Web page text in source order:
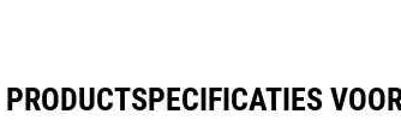
PRODUCTSPECIFICATIES